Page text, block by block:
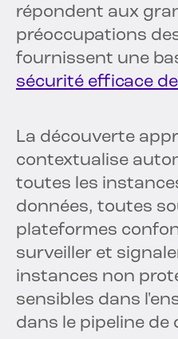
répondent aux
préoccupations
fournissent une
sécurité efficace
La découverte
contextualise
toutes les
données, toutes
plateformes
surveiller et
instances non
sensibles dans
dans le pipeline de